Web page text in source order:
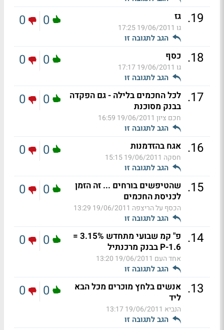
19
. גז
גו 19/06/2011 17:25
הגב לתגובה זו
0
0
18
. כסף
גו 19/06/2011 17:17
הגב לתגובה זו
0
0
17
. לכל החכמים בלילה - גם הפקדה
בבנק מסוכנת
חכם ציון 19/06/2011 16:59
הגב לתגובה זו
0
0
16
. אגח בהזדמנות
חסקה 19/06/2011 15:15
הגב לתגובה זו
0
0
15
. שהטיפשים בורחים ... זה הזמן
לכניסת החכמים
הכסף על הריצפה 19/06/2011 13:29
הגב לתגובה זו
0
0
14
.
פ" קמ שבועי מתחדש 3.15% =
P-1.6 בבנק מרכנתיל
אחד העם 19/06/2011 13:20
הגב לתגובה זו
0
0
13
. אנשים בלחץ מוכרים מכל הבא
ליד
הנביא 19/06/2011 13:17
הגב לתגובה זו
0
0